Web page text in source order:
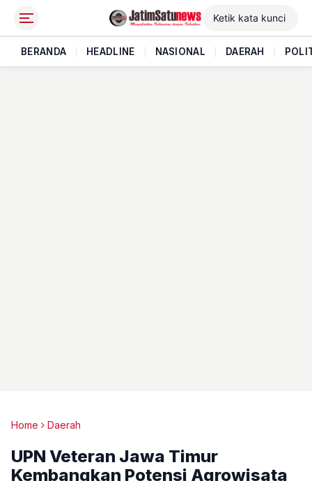
BERANDA HEADLINE NASIONAL DAERAH
Home Daerah
UPN Veteran Jawa Timur
Kembangkan Potensi Agrowisata